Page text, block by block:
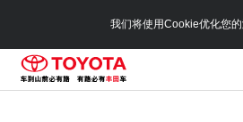
我们将使用Cookie优化您